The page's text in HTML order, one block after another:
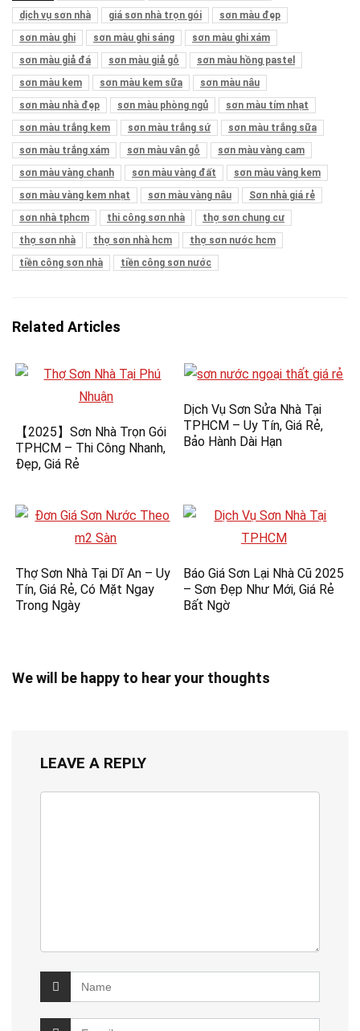
dịch vụ sơn nhà
giá sơn nhà trọn gói
sơn màu đẹp
sơn màu ghi
sơn màu ghi sáng
sơn màu ghi xám
sơn màu giả đá
sơn màu giả gỗ
sơn màu hồng pastel
sơn màu kem
sơn màu kem sữa
sơn màu nâu
sơn màu nhà đẹp
sơn màu phòng ngủ
sơn màu tím nhạt
sơn màu trắng kem
sơn màu trắng sứ
sơn màu trắng sữa
sơn màu trắng xám
sơn màu vân gỗ
sơn màu vàng cam
sơn màu vàng chanh
sơn màu vàng đất
sơn màu vàng kem
sơn màu vàng kem nhạt
sơn màu vàng nâu
Sơn nhà giá rẻ
sơn nhà tphcm
thi công sơn nhà
thợ sơn chung cư
thợ sơn nhà
thợ sơn nhà hcm
thợ sơn nước hcm
tiền công sơn nhà
tiền công sơn nước
Related Articles
【2025】Sơn Nhà Trọn Gói
TPHCM – Thi Công Nhanh,
Đẹp, Giá Rẻ
Dịch Vụ Sơn Sửa Nhà Tại
TPHCM – Uy Tín, Giá Rẻ,
Bảo Hành Dài Hạn
Thợ Sơn Nhà Tại Dĩ An – Uy
Tín, Giá Rẻ, Có Mặt Ngay
Trong Ngày
Báo Giá Sơn Lại Nhà Cũ 2025
– Sơn Đẹp Như Mới, Giá Rẻ
Bất Ngờ
We will be happy to hear your thoughts
LEAVE A REPLY